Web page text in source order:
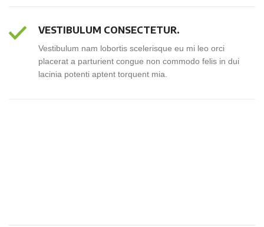
VESTIBULUM CONSECTETUR.
Vestibulum nam lobortis scelerisque eu mi leo orci
placerat a parturient congue non commodo felis in dui
lacinia potenti aptent torquent mia.